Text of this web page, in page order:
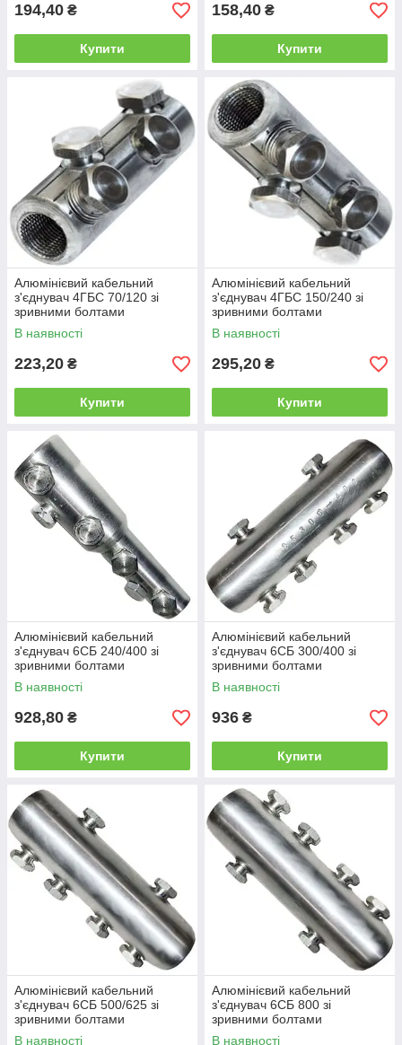
194,40 ₴
Купити
158,40 ₴
Купити
Алюмінієвий кабельний
з'єднувач 4ГБС 70/120 зі
зривними болтами
В наявності
223,20 ₴
Купити
Алюмінієвий кабельний
з'єднувач 4ГБС 150/240 зі
зривними болтами
В наявності
295,20 ₴
Купити
Алюмінієвий кабельний
з'єднувач 6СБ 240/400 зі
зривними болтами
В наявності
928,80 ₴
Купити
Алюмінієвий кабельний
з'єднувач 6СБ 300/400 зі
зривними болтами
В наявності
936 ₴
Купити
Алюмінієвий кабельний
з'єднувач 6СБ 500/625 зі
зривними болтами
В наявності
Алюмінієвий кабельний
з'єднувач 6СБ 800 зі
зривними болтами
В наявності